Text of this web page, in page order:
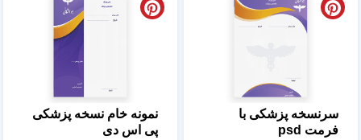
سرنسخه پزشکی با
فرمت psd
نمونه خام نسخه پزشکی
پی اس دی